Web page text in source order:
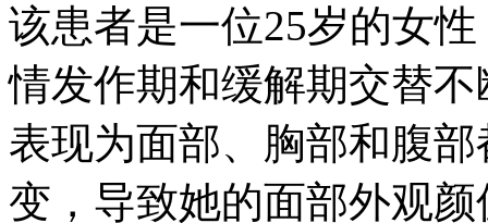
该患者是一位25岁的女
情发作期和缓解期交替
表现为面部、胸部和腹
变，导致她的面部外观